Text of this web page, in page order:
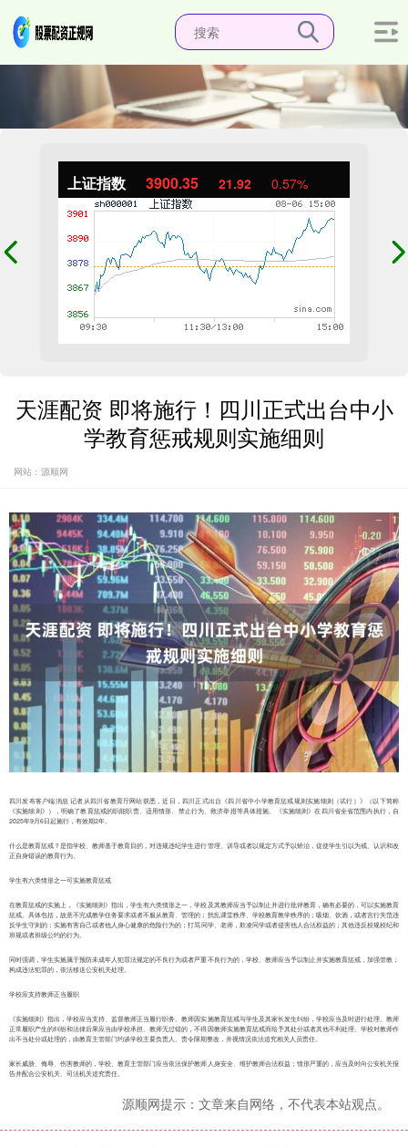
上证指数 3900.35 21.92 0.57%
天涯配资 即将施行！四川正式出台中小
学教育惩戒规则实施细则
网站：源顺网
四川发布客户端消息 记者从四川省教育厅网站获悉，近日，四川正式出台《四川省中小学教育惩戒规则实施细则（试行）》（以下简称
《实施细则》），明确了教育惩戒的职能职责、适用情形、禁止行为、救济举措等具体措施。《实施细则》在四川省全省范围内执行，自
2025年9月6日起施行，有效期2年。
什么是教育惩戒？是指学校、教师基于教育目的，对违规违纪学生进行管理、训导或者以规定方式予以矫治，促使学生引以为戒、认识和改
正自身错误的教育行为。
学生有六类情形之一可实施教育惩戒
在教育惩戒的实施上，《实施细则》指出，学生有六类情形之一，学校及其教师应当予以制止并进行批评教育，确有必要的，可以实施教育
惩戒。具体包括，故意不完成教学任务要求或者不服从教育、管理的；扰乱课堂秩序、学校教育教学秩序的；吸烟、饮酒，或者言行失范违
反学生守则的；实施有害自己或者他人身心健康的危险行为的；打骂同学、老师，欺凌同学或者侵害他人合法权益的；其他违反校规校纪和
班规或者班级公约的行为。
同时强调，学生实施属于预防未成年人犯罪法规定的不良行为或者严重不良行为的，学校、教师应当予以制止并实施教育惩戒，加强管教；
构成违法犯罪的，依法移送公安机关处理。
学校应支持教师正当履职
《实施细则》指出，学校应当支持、监督教师正当履行职务。教师因实施教育惩戒与学生及其家长发生纠纷，学校应当及时进行处理。教师
正常履职产生的纠纷和法律后果应当由学校承担。教师无过错的，不得因教师实施教育惩戒而给予其处分或者其他不利处理。学校对教师作
出不当处分或处理的，由教育主管部门约谈学校主要负责人、责令限期整改，并视情况依法追究相关人员责任。
家长威胁、侮辱、伤害教师的，学校、教育主管部门应当依法保护教师人身安全、维护教师合法权益；情形严重的，应当及时向公安机关报
告并配合公安机关、司法机关追究责任。
源顺网提示：文章来自网络，不代表本站观点。